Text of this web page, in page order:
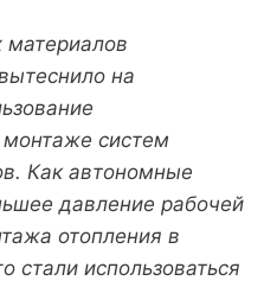
на
монтаже систем
Как автономные
давление рабочей
отопления в
стали использоваться